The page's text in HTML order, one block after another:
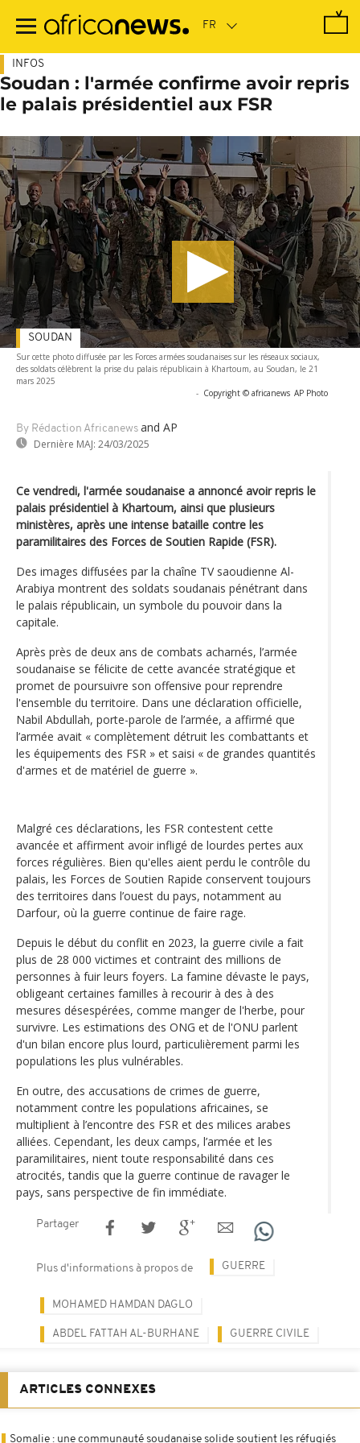
contenu
INFOS
Soudan : l'armée confirme avoir repris
le palais présidentiel aux FSR
Sur cette photo diffusée par les Forces armées soudanaises sur les réseaux sociaux,
des soldats célèbrent la prise du palais républicain à Khartoum, au Soudan, le 21
mars 2025
- Copyright © africanews AP Photo
By Rédaction Africanews and AP
Dernière MAJ: 24/03/2025
SOUDAN
Ce vendredi, l'armée soudanaise a annoncé avoir repris le
palais présidentiel à Khartoum, ainsi que plusieurs
ministères, après une intense bataille contre les
paramilitaires des Forces de Soutien Rapide (FSR).
Des images diffusées par la chaîne TV saoudienne Al-
Arabiya montrent des soldats soudanais pénétrant dans
le palais républicain, un symbole du pouvoir dans la
capitale.
Après près de deux ans de combats acharnés, l’armée
soudanaise se félicite de cette avancée stratégique et
promet de poursuivre son offensive pour reprendre
l'ensemble du territoire. Dans une déclaration officielle,
Nabil Abdullah, porte-parole de l’armée, a affirmé que
l’armée avait « complètement détruit les combattants et
les équipements des FSR » et saisi « de grandes quantités
d'armes et de matériel de guerre ».
Malgré ces déclarations, les FSR contestent cette
avancée et affirment avoir infligé de lourdes pertes aux
forces régulières. Bien qu'elles aient perdu le contrôle du
palais, les Forces de Soutien Rapide conservent toujours
des territoires dans l’ouest du pays, notamment au
Darfour, où la guerre continue de faire rage.
Depuis le début du conflit en 2023, la guerre civile a fait
plus de 28 000 victimes et contraint des millions de
personnes à fuir leurs foyers. La famine dévaste le pays,
obligeant certaines familles à recourir à des à des
mesures désespérées, comme manger de l'herbe, pour
survivre. Les estimations des ONG et de l'ONU parlent
d'un bilan encore plus lourd, particulièrement parmi les
populations les plus vulnérables.
En outre, des accusations de crimes de guerre,
notamment contre les populations africaines, se
multiplient à l’encontre des FSR et des milices arabes
alliées. Cependant, les deux camps, l’armée et les
paramilitaires, nient toute responsabilité dans ces
atrocités, tandis que la guerre continue de ravager le
pays, sans perspective de fin immédiate.
Partager
Plus d'informations à propos de GUERRE
MOHAMED HAMDAN DAGLO
ABDEL FATTAH AL-BURHANE GUERRE CIVILE
ARTICLES CONNEXES
Somalie : une communauté soudanaise solide soutient les réfugiés